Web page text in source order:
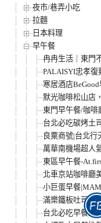
夜市/巷弄小吃
拉麵
日本料理
早午餐
冉冉生活｜東門
PALAISYI忠孝
寒居酒店
默光咖啡松山店
東門早午餐/咖啡
台北必吃碳烤土
良粟商號|台北
萬華南機場超人
東區早午餐-
北車京站咖啡廳
小巨蛋早餐
滿樂鐵板吐司|台
台北必吃早餐》